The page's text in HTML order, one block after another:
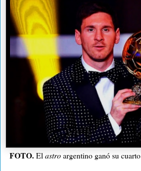
FOTO.Elastroargentino ganó su cuarto